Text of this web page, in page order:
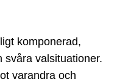
komponerad,
svåra valsituationer.
varandra och